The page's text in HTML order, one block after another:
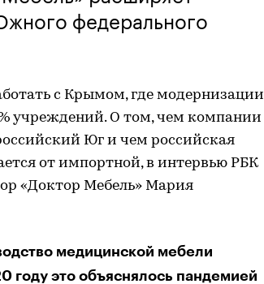
федерального
с Крымом, где модернизации
учреждений. О том, чем компании
Юг и чем российская
от импортной, в интервью РБК
«Доктор Мебель» Мария
медицинской мебели
году это объяснялось пандемией